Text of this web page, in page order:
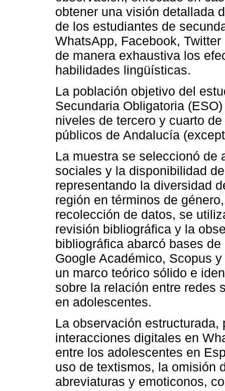
obtener una visión detallada
de los estudiantes de
WhatsApp, Facebook,
de manera exhaustiva los
habilidades lingüísticas.
La población objetivo del
Secundaria Obligatoria
niveles de tercero y cuarto
públicos de Andalucía
La muestra se seleccionó de
sociales y la disponibilidad
representando la diversidad
región en términos de
recolección de datos, se
revisión bibliográfica y la
bibliográfica abarcó bases
Google Académico, Scopus
un marco teórico sólido e
sobre la relación entre redes
en adolescentes.
La observación
interacciones digitales en
entre los adolescentes en
uso de textismos, la omisión
abreviaturas y emoticonos,